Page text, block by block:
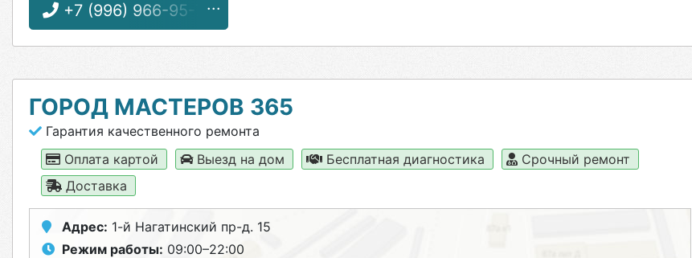
+7 (996) 966-95-70
ГОРОД МАСТЕРОВ 365
Гарантия качественного ремонта
Оплата картой
Выезд на дом Бесплатная диагностика
Срочный ремонт
Доставка
Адрес: 1-й Нагатинский пр-д. 15
Режим работы: 09:00–22:00